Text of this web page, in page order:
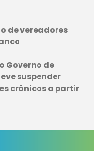
de vereadores
Governo de
suspender
crônicos a partir